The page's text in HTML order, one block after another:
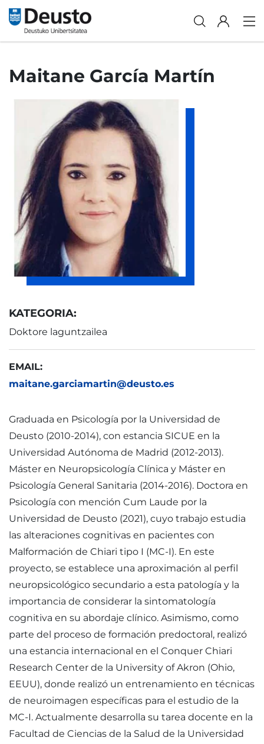
Maitane García Martín
KATEGORIA:
Doktore laguntzailea
EMAIL:
maitane.garciamartin@deusto.es
Graduada en Psicología por la Universidad de
Deusto (2010-2014), con estancia SICUE en la
Universidad Autónoma de Madrid (2012-2013).
Máster en Neuropsicología Clínica y Máster en
Psicología General Sanitaria (2014-2016). Doctora en
Psicología con mención Cum Laude por la
Universidad de Deusto (2021), cuyo trabajo estudia
las alteraciones cognitivas en pacientes con
Malformación de Chiari tipo I (MC-I). En este
proyecto, se establece una aproximación al perfil
neuropsicológico secundario a esta patología y la
importancia de considerar la sintomatología
cognitiva en su abordaje clínico. Asimismo, como
parte del proceso de formación predoctoral, realizó
una estancia internacional en el Conquer Chiari
Research Center de la University of Akron (Ohio,
EEUU), donde realizó un entrenamiento en técnicas
de neuroimagen específicas para el estudio de la
MC-I. Actualmente desarrolla su tarea docente en la
Facultad de Ciencias de la Salud de la Universidad